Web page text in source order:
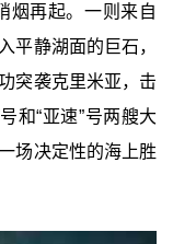
烟再起。一则来自
平静湖面的巨石，
突袭克里米亚，击
和“亚速”号两艘大
场决定性的海上胜